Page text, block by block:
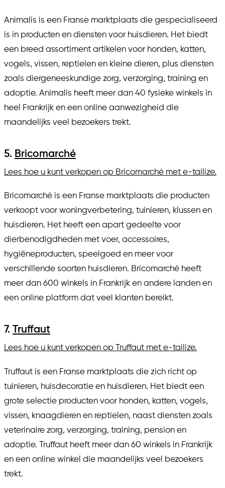
Animalis is een Franse marktplaats die gespecialiseerd
is in producten en diensten voor huisdieren. Het biedt
een breed assortiment artikelen voor honden, katten,
vogels, vissen, reptielen en kleine dieren, plus diensten
zoals diergeneeskundige zorg, verzorging, training en
adoptie. Animalis heeft meer dan 40 fysieke winkels in
heel Frankrijk en een online aanwezigheid die
maandelijks veel bezoekers trekt.
5. Bricomarché
Lees hoe u kunt verkopen op Bricomarché met e-tailize.
Bricomarché is een Franse marktplaats die producten
verkoopt voor woningverbetering, tuinieren, klussen en
huisdieren. Het heeft een apart gedeelte voor
dierbenodigdheden met voer, accessoires,
hygiëneproducten, speelgoed en meer voor
verschillende soorten huisdieren. Bricomarché heeft
meer dan 600 winkels in Frankrijk en andere landen en
een online platform dat veel klanten bereikt.
7. Truffaut
Lees hoe u kunt verkopen op Truffaut met e-tailize.
Truffaut is een Franse marktplaats die zich richt op
tuinieren, huisdecoratie en huisdieren. Het biedt een
grote selectie producten voor honden, katten, vogels,
vissen, knaagdieren en reptielen, naast diensten zoals
veterinaire zorg, verzorging, training, pension en
adoptie. Truffaut heeft meer dan 60 winkels in Frankrijk
en een online winkel die maandelijks veel bezoekers
trekt.